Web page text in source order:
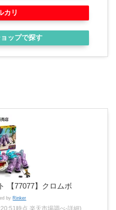
カリ
ップで探す
【77077】クロムボ
by Rinker